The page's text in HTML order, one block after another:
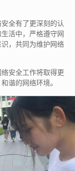
全有了更深刻的认
活中，严格遵守网
，共同为维护网络
安全工作将取得更
谐的网络环境。